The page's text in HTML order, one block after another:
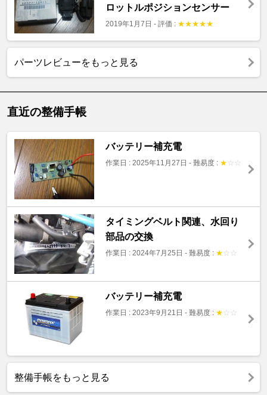
ロットルポジションセンサー
2019年1月7日 - 評価 : ★★★★★
パーツレビューをもっと見る
直近の整備手帳
バッテリー補充電
作業日 : 2025年11月27日 - 難易度 : ★ ☆ ☆
タイミングベルト関連、水回り
部品の交換
作業日 : 2024年7月25日 - 難易度 : ★ ☆ ☆
バッテリー補充電
作業日 : 2023年9月21日 - 難易度 : ★ ☆ ☆
整備手帳をもっと見る